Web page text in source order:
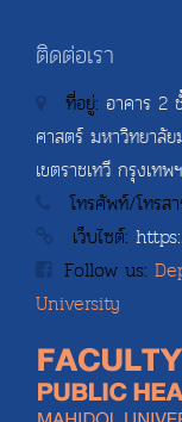
ติดต่อเรา
ที่อยู่: อาคาร 2
ศาสตร์ มหาวิทยาลั
เขตราชเทวี กรุงเท
โทรศัพท์/โทรส
เว็บไซต์:
Follow us:
University